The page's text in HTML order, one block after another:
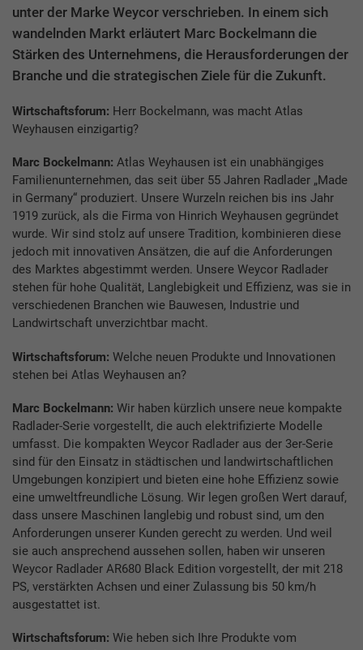
unter der Marke Weycor verschrieben. In einem sich
wandelnden Markt erläutert Marc Bockelmann die
Stärken des Unternehmens, die Herausforderungen der
Branche und die strategischen Ziele für die Zukunft.
Wirtschaftsforum: Herr Bockelmann, was macht Atlas
Weyhausen einzigartig?
Marc Bockelmann: Atlas Weyhausen ist ein unabhängiges
Familienunternehmen, das seit über 55 Jahren Radlader „Made
in Germany“ produziert. Unsere Wurzeln reichen bis ins Jahr
1919 zurück, als die Firma von Hinrich Weyhausen gegründet
wurde. Wir sind stolz auf unsere Tradition, kombinieren diese
jedoch mit innovativen Ansätzen, die auf die Anforderungen
des Marktes abgestimmt werden. Unsere Weycor Radlader
stehen für hohe Qualität, Langlebigkeit und Effizienz, was sie in
verschiedenen Branchen wie Bauwesen, Industrie und
Landwirtschaft unverzichtbar macht.
Wirtschaftsforum: Welche neuen Produkte und Innovationen
stehen bei Atlas Weyhausen an?
Marc Bockelmann: Wir haben kürzlich unsere neue kompakte
Radlader-Serie vorgestellt, die auch elektrifizierte Modelle
umfasst. Die kompakten Weycor Radlader aus der 3er-Serie
sind für den Einsatz in städtischen und landwirtschaftlichen
Umgebungen konzipiert und bieten eine hohe Effizienz sowie
eine umweltfreundliche Lösung. Wir legen großen Wert darauf,
dass unsere Maschinen langlebig und robust sind, um den
Anforderungen unserer Kunden gerecht zu werden. Und weil
sie auch ansprechend aussehen sollen, haben wir unseren
Weycor Radlader AR680 Black Edition vorgestellt, der mit 218
PS, verstärkten Achsen und einer Zulassung bis 50 km/h
ausgestattet ist.
Wirtschaftsforum: Wie heben sich Ihre Produkte vom